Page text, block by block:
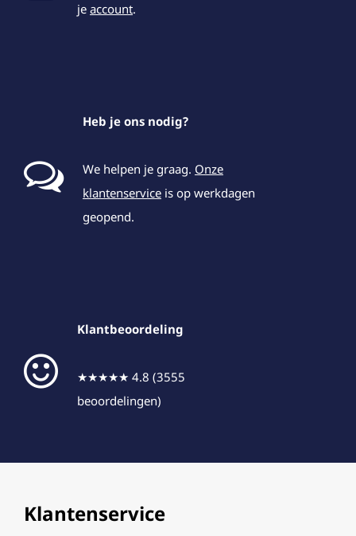
je account.
Heb je ons nodig?
We helpen je graag. Onze
klantenservice is op werkdagen
geopend.
Klantbeoordeling
★★★★★ 4.8 (3555
beoordelingen)
Klantenservice